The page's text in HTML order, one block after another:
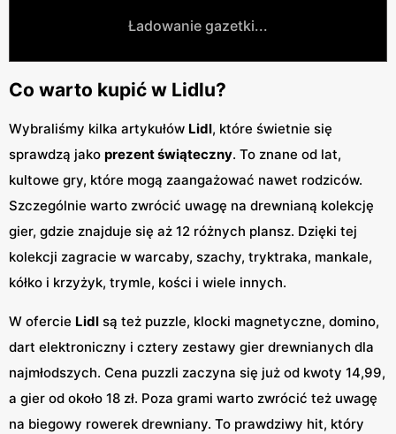
Ładowanie gazetki...
Co warto kupić w Lidlu?
Wybraliśmy kilka artykułów Lidl, które świetnie się
sprawdzą jako prezent świąteczny. To znane od lat,
kultowe gry, które mogą zaangażować nawet rodziców.
Szczególnie warto zwrócić uwagę na drewnianą kolekcję
gier, gdzie znajduje się aż 12 różnych plansz. Dzięki tej
kolekcji zagracie w warcaby, szachy, tryktraka, mankale,
kółko i krzyżyk, trymle, kości i wiele innych.
W ofercie Lidl są też puzzle, klocki magnetyczne, domino,
dart elektroniczny i cztery zestawy gier drewnianych dla
najmłodszych. Cena puzzli zaczyna się już od kwoty 14,99,
a gier od około 18 zł. Poza grami warto zwrócić też uwagę
na biegowy rowerek drewniany. To prawdziwy hit, który